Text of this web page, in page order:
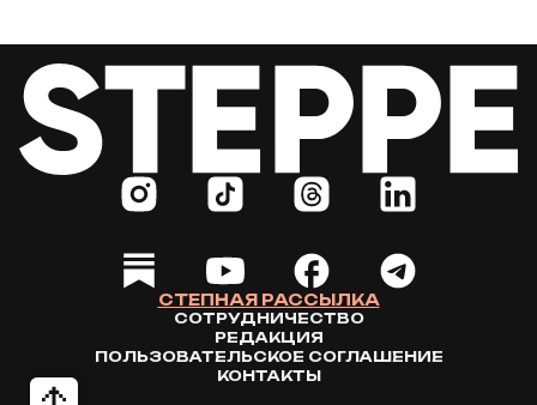
СТЕПНАЯ РАССЫЛКА
СОТРУДНИЧЕСТВО
РЕДАКЦИЯ
ПОЛЬЗОВАТЕЛЬСКОЕ СОГЛАШЕНИЕ
КОНТАКТЫ